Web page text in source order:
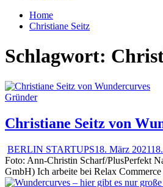
Home
Christiane Seitz
Schlagwort:
Gründer
Christiane Seitz von
BERLIN STARTUPS18. März 2021
Foto: Ann-Christin Scharf/PlusPerfekt
GmbH) Ich arbeite bei Relax